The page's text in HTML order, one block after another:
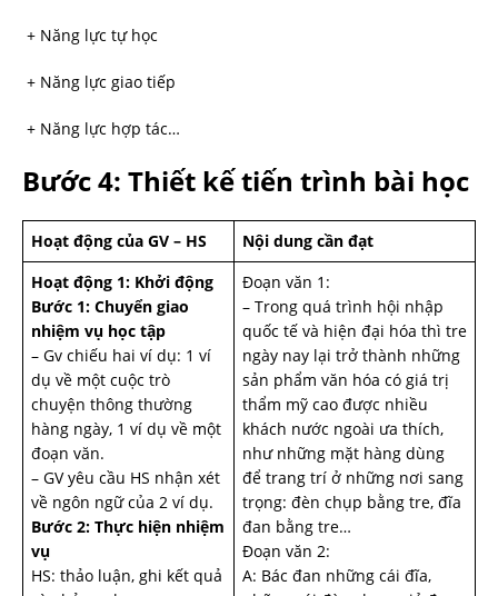
+ Năng lực tự học
+ Năng lực giao tiếp
+ Năng lực hợp tác…
Bước 4: Thiết kế tiến trình bài học
Hoạt động của GV – HS
Nội dung cần đạt
Hoạt động 1: Khởi động
Bước 1: Chuyển giao
nhiệm vụ học tập
– Gv chiếu hai ví dụ: 1 ví
dụ về một cuộc trò
chuyện thông thường
hàng ngày, 1 ví dụ về một
đoạn văn.
– GV yêu cầu HS nhận xét
về ngôn ngữ của 2 ví dụ.
Bước 2: Thực hiện nhiệm
vụ
HS: thảo luận, ghi kết quả
Đoạn văn 1:
– Trong quá trình hội nhập
quốc tế và hiện đại hóa thì tre
ngày nay lại trở thành những
sản phẩm văn hóa có giá trị
thẩm mỹ cao được nhiều
khách nước ngoài ưa thích,
như những mặt hàng dùng
để trang trí ở những nơi sang
trọng: đèn chụp bằng tre, đĩa
đan bằng tre…
Đoạn văn 2:
A: Bác đan những cái đĩa,